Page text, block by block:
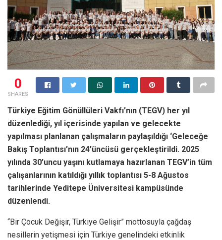
0
SHARES
Türkiye Eğitim Gönüllüleri Vakfı’nın (TEGV) her yıl
düzenlediği, yıl içerisinde yapılan ve gelecekte
yapılması planlanan çalışmaların paylaşıldığı ‘Geleceğe
Bakış Toplantısı’nın 24’üncüsü gerçekleştirildi. 2025
yılında 30’uncu yaşını kutlamaya hazırlanan TEGV’in tüm
çalışanlarının katıldığı yıllık toplantısı 5-8 Ağustos
tarihlerinde Yeditepe Üniversitesi kampüsünde
düzenlendi.
“Bir Çocuk Değişir, Türkiye Gelişir” mottosuyla çağdaş
nesillerin yetişmesi için Türkiye genelindeki etkinlik